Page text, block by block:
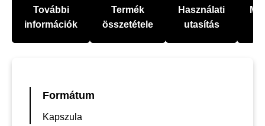
További
információk
Termék
összetétele
Használati
utasítás
Formátum
Kapszula